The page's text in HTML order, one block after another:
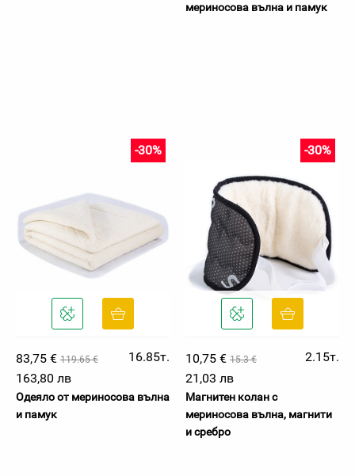
мериносова вълна и памук
83,75 € 119.65 €
-30%
16.85т.
163,80 лв
Одеяло от мериносова вълна
и памук
10,75 € 15.3 €
-30%
2.15т.
21,03 лв
Магнитен колан с
мериносова вълна, магнити
и сребро